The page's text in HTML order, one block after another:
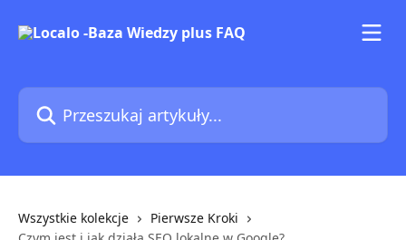
Przeszukaj artykuły...
Wszystkie kolekcje
Pierwsze Kroki